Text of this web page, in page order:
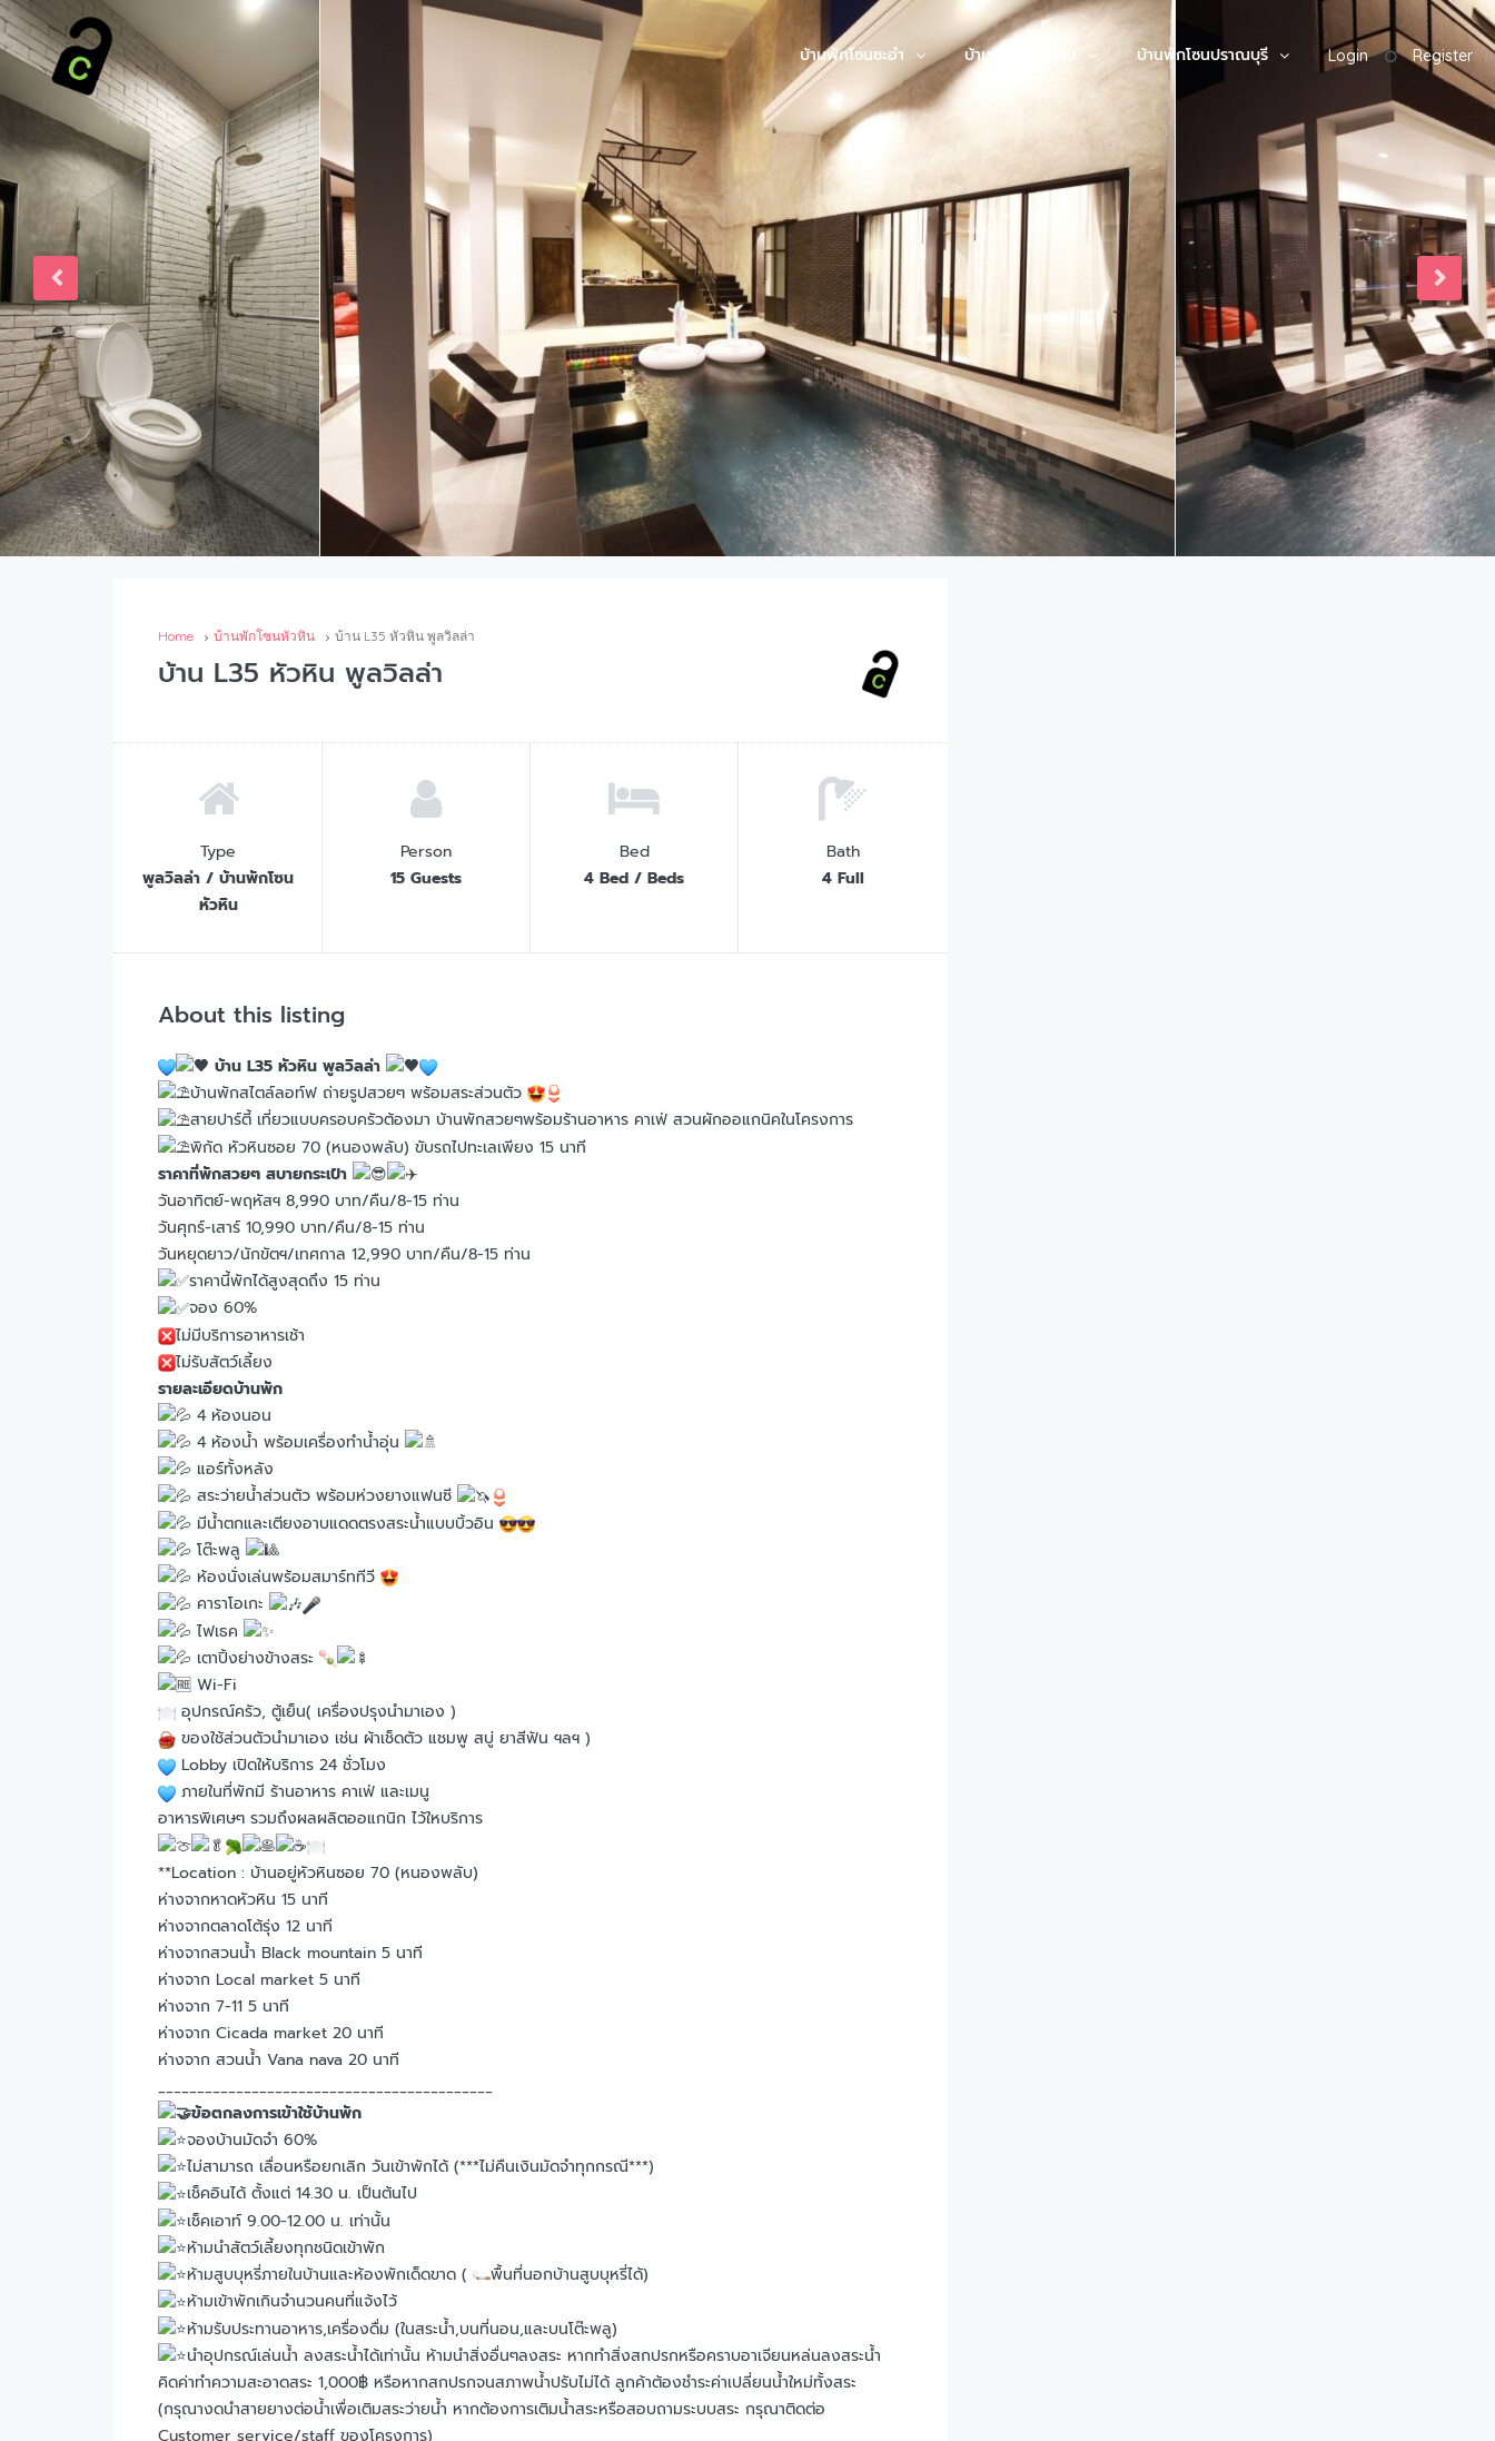
บ้านพักโซนชะอำ บ้านพักโซนหัวหิน บ้านพักโซนปราณบุรี Login Register
Home บ้านพักโซนหัวหิน บ้าน L35 หัวหิน พูลวิลล่า
บ้าน L35 หัวหิน พูลวิลล่า
Type
พูลวิลล่า / บ้านพักโซน
หัวหิน
Person
15 Guests
Bed
4 Bed / Beds
Bath
4 Full
About this listing
บ้าน L35 หัวหิน พูลวิลล่า
บ้านพักสไตล์ลอท์ฟ ถ่ายรูปสวยๆ พร้อมสระส่วนตัว
สายปาร์ตี้ เที่ยวแบบครอบครัวต้องมา บ้านพักสวยๆพร้อมร้านอาหาร คาเฟ่ สวนผักออแกนิคในโครงการ
พิกัด หัวหินซอย 70 (หนองพลับ) ขับรถไปทะเลเพียง 15 นาที
ราคาที่พักสวยๆ สบายกระเป๋า
วันอาทิตย์-พฤหัสฯ 8,990 บาท/คืน/8-15 ท่าน
วันศุกร์-เสาร์ 10,990 บาท/คืน/8-15 ท่าน
วันหยุดยาว/นักขัตฯ/เทศกาล 12,990 บาท/คืน/8-15 ท่าน
ราคานี้พักได้สูงสุดถึง 15 ท่าน
จอง 60%
ไม่มีบริการอาหารเช้า
ไม่รับสัตว์เลี้ยง
รายละเอียดบ้านพัก
4 ห้องนอน
4 ห้องน้ำ พร้อมเครื่องทำน้ำอุ่น
แอร์ทั้งหลัง
สระว่ายน้ำส่วนตัว พร้อมห่วงยางแฟนซี
มีน้ำตกและเตียงอาบแดดตรงสระน้ำแบบบิ้วอิน
โต๊ะพลู
ห้องนั่งเล่นพร้อมสมาร์ททีวี
คาราโอเกะ
ไฟเธค
เตาปิ้งย่างข้างสระ
Wi-Fi
อุปกรณ์ครัว, ตู้เย็น( เครื่องปรุงนำมาเอง )
ของใช้ส่วนตัวนำมาเอง เช่น ผ้าเช็ดตัว แชมพู สบู่ ยาสีฟัน ฯลฯ )
Lobby เปิดให้บริการ 24 ชั่วโมง
ภายในที่พักมี ร้านอาหาร คาเฟ่ และเมนู
อาหารพิเศษๆ รวมถึงผลผลิตออแกนิก ไว้ใหบริการ
**Location : บ้านอยู่หัวหินซอย 70 (หนองพลับ)
ห่างจากหาดหัวหิน 15 นาที
ห่างจากตลาดโต้รุ่ง 12 นาที
ห่างจากสวนน้ำ Black mountain 5 นาที
ห่างจาก Local market 5 นาที
ห่างจาก 7-11 5 นาที
ห่างจาก Cicada market 20 นาที
ห่างจาก สวนน้ำ Vana nava 20 นาที
___________________________________________
ข้อตกลงการเข้าใช้บ้านพัก
จองบ้านมัดจำ 60%
ไม่สามารถ เลื่อนหรือยกเลิก วันเข้าพักได้ (***ไม่คืนเงินมัดจำทุกกรณี***)
เช็คอินได้ ตั้งแต่ 14.30 น. เป็นต้นไป
เช็คเอาท์ 9.00-12.00 น. เท่านั้น
ห้ามนำสัตว์เลี้ยงทุกชนิดเข้าพัก
ห้ามสูบบุหรี่ภายในบ้านและห้องพักเด็ดขาด (
พื้นที่นอกบ้านสูบบุหรี่ได้)
ห้ามเข้าพักเกินจำนวนคนที่แจ้งไว้
ห้ามรับประทานอาหาร,เครื่องดื่ม (ในสระน้ำ,บนที่นอน,และบนโต๊ะพลู)
นำอุปกรณ์เล่นน้ำ ลงสระน้ำได้เท่านั้น ห้ามนำสิ่งอื่นๆลงสระ หากทำสิ่งสกปรกหรือคราบอาเจียนหล่นลงสระน้ำ
คิดค่าทำความสะอาดสระ 1,000฿ หรือหากสกปรกจนสภาพน้ำปรับไม่ได้ ลูกค้าต้องชำระค่าเปลี่ยนน้ำใหม่ทั้งสระ
(กรุณางดนำสายยางต่อน้ำเพื่อเติมสระว่ายน้ำ หากต้องการเติมน้ำสระหรือสอบถามระบบสระ กรุณาติดต่อ
Customer service/staff ของโครงการ)